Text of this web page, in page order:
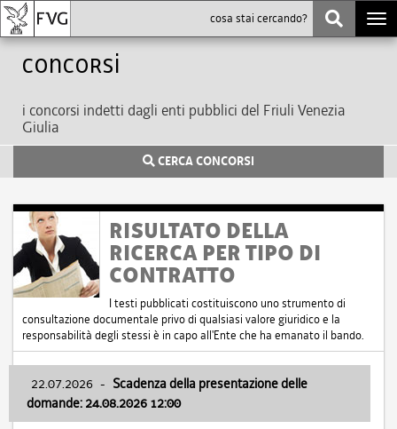
Concorsi
i concorsi indetti dagli enti pubblici del Friuli Venezia
Giulia
CERCA CONCORSI
RISULTATO DELLA
RICERCA PER TIPO DI
CONTRATTO
I testi pubblicati costituiscono uno strumento di
consultazione documentale privo di qualsiasi valore giuridico e la
responsabilità degli stessi è in capo all'Ente che ha emanato il bando.
22.07.2026 - Scadenza della presentazione delle
domande: 24.08.2026 12:00